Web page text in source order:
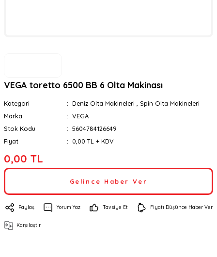
VEGA toretto 6500 BB 6 Olta Makinası
Kategori Deniz Olta Makineleri
Spin Olta Makineleri
Marka
VEGA
Stok Kodu
5604784126649
Fiyat
0,00 TL + KDV
0,00 TL
Gelince Haber Ver
Paylaş Yorum Yaz Tavsiye Et Fiyatı Düşünce Haber Ver
Karşılaştır